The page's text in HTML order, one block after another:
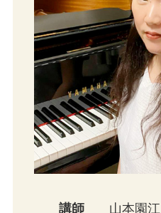
講師
山本園江